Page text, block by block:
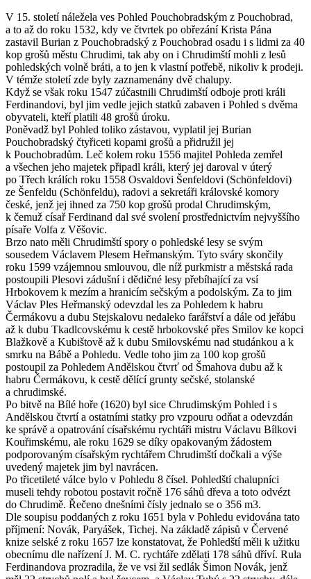
V 15. století náležela ves Pohled Pouchobradským z Pouchobrad,
a to až do roku 1532, kdy ve čtvrtek po obřezání Krista Pána
zastavil Burian z Pouchobradský z Pouchobrad osadu i s lidmi za 40
kop grošů městu Chrudimi, tak aby on i Chrudimští mohli z lesů
pohledských volně bráti, a to jen k vlastní potřebě, nikoliv k prodeji.
V témže století zde byly zaznamenány dvě chalupy.
Když se však roku 1547 zúčastnili Chrudimští odboje proti králi
Ferdinandovi, byl jim vedle jejich statků zabaven i Pohled s dvěma
obyvateli, kteří platili 48 grošů úroku.
Poněvadž byl Pohled toliko zástavou, vyplatil jej Burian
Pouchobradský čtyřiceti kopami grošů a přidružil jej
k Pouchobradům. Leč kolem roku 1556 majitel Pohleda zemřel
a všechen jeho majetek připadl králi, který jej daroval v úterý
po Třech králích roku 1558 Osvaldovi Šenfeldovi (Schönfeldovi)
ze Šenfeldu (Schönfeldu), radovi a sekretáři královské komory
české, jenž jej ihned za 750 kop grošů prodal Chrudimským,
k čemuž císař Ferdinand dal své svolení prostřednictvím nejvyššího
písaře Volfa z Věšovic.
Brzo nato měli Chrudimští spory o pohledské lesy se svým
sousedem Václavem Plesem Heřmanským. Tyto sváry skončily
roku 1599 vzájemnou smlouvou, dle níž purkmistr a městská rada
postoupili Plesovi zádušní i dědičné lesy přebíhající za vsí
Hrbokovem k mezím a hranicím sečským a podolským. Za to jim
Václav Ples Heřmanský odevzdal les za Pohledem k habru
Čermákovu a dubu Stejskalovu nedaleko farářství a dále od jeřábu
až k dubu Tkadlcovskému k cestě hrbokovské přes Smilov ke kopci
Blažkově a Kubištově až k dubu Smilovskému nad studánkou a k
smrku na Bábě a Pohledu. Vedle toho jim za 100 kop grošů
postoupil za Pohledem Andělskou čtvrť od Šmahova dubu až k
habru Čermákovu, k cestě dělící grunty sečské, stolanské
a chrudimské.
Po bitvě na Bílé hoře (1620) byl sice Chrudimským Pohled i s
Andělskou čtvrtí a ostatními statky pro vzpouru odňat a odevzdán
ke správě a opatrování císařskému rychtáři mistru Václavu Bílkovi
Kouřimskému, ale roku 1629 se díky opakovaným žádostem
podporovaným císařským rychtářem Chrudimští dočkali a výše
uvedený majetek jim byl navrácen.
Po třicetileté válce bylo v Pohledu 8 čísel. Pohledští chalupníci
museli tehdy robotou postavit ročně 176 sáhů dřeva a toto odvézt
do Chrudimě. Řečeno dnešními čísly jednalo se o 356 m3.
Dle soupisu poddaných z roku 1651 byla v Pohledu evidována tato
příjmení: Novák, Paryášek, Tichej. Na základě zápisů v Červené
knize selské z roku 1657 lze konstatovat, že Pohledští měli k užitku
obecnímu dle nařízení J. M. C. rychtáře zdělati 178 sáhů dříví. Rula
Ferdinandova prozradila, že ve vsi žil sedlák Šimon Novák, jenž